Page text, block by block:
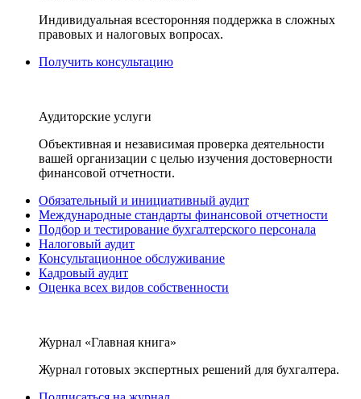
Индивидуальная всесторонняя поддержка в сложных
правовых и налоговых вопросах.
Получить консультацию
Аудиторские услуги
Объективная и независимая проверка деятельности
вашей организации с целью изучения достоверности
финансовой отчетности.
Обязательный и инициативный аудит
Международные стандарты финансовой отчетности
Подбор и тестирование бухгалтерского персонала
Налоговый аудит
Консультационное обслуживание
Кадровый аудит
Оценка всех видов собственности
Журнал «Главная книга»
Журнал готовых экспертных решений для бухгалтера.